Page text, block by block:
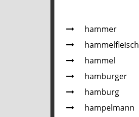
hammer
hammelfleisch
hammel
hamburger
hamburg
hampelmann